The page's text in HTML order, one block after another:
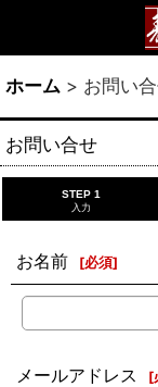
ホーム > お問い
お問い合せ
STEP 1
入力
お名前 [必須]
メールアドレス [